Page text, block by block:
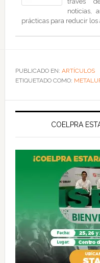
noticias,
prácticas para reducir los
PUBLICADO EN: ARTÍCULOS
ETIQUETADO COMO:
COELPRA